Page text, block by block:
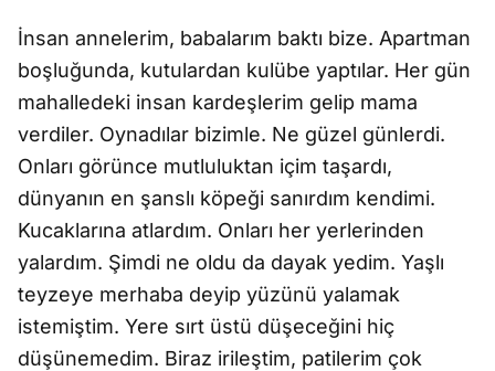
İnsan annelerim, babalarım baktı bize. Apartman
boşluğunda, kutulardan kulübe yaptılar. Her gün
mahalledeki insan kardeşlerim gelip mama
verdiler. Oynadılar bizimle. Ne güzel günlerdi.
Onları görünce mutluluktan içim taşardı,
dünyanın en şanslı köpeği sanırdım kendimi.
Kucaklarına atlardım. Onları her yerlerinden
yalardım. Şimdi ne oldu da dayak yedim. Yaşlı
teyzeye merhaba deyip yüzünü yalamak
istemiştim. Yere sırt üstü düşeceğini hiç
düşünemedim. Biraz irileştim, patilerim çok